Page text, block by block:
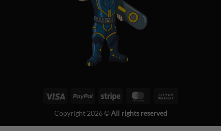
Visa PayPal Stripe MasterCard
Copyright 2026 ©All rights reserved